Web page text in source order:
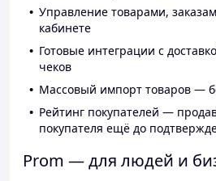
Управление товарами,
кабинете
Готовые интеграции с
чеков
Массовый импорт товаров —
Рейтинг покупателей —
покупателя ещё до
Prom — для людей и